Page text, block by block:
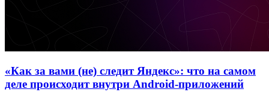
«Как за вами (не) следит Яндекс»: что на самом
деле происходит внутри Android-приложений